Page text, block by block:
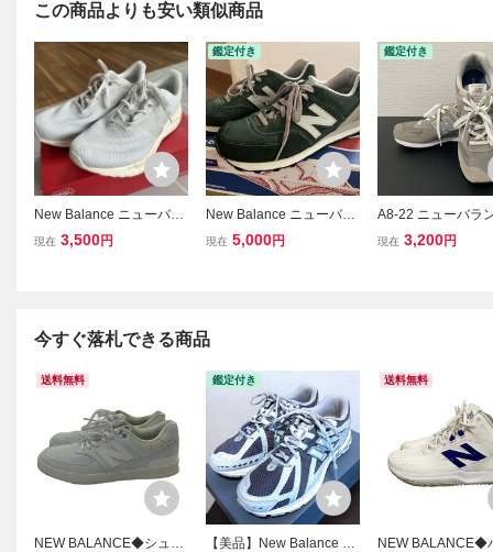
この商品よりも安い類似商品
New Balance ニューバラ
ンス スニーカー フィット
現在 3,500円
鑑定付き
New Balance ニューバラ
ンス ML574VFOグリーン
現在 5,000円
鑑定付き
A8-22 ニューバラ
w Balance スニー
現在 3,200円
今すぐ落札できる商品
送料無料
NEW BALANCE◆シュー
鑑定付き
【美品】New Balance ニ
送料無料
NEW BALANCE◆